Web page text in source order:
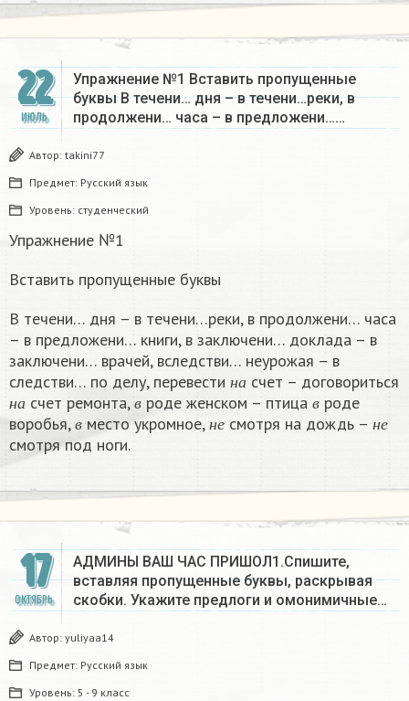
22
ИЮЛЬ
Упражнение №1 Вставить пропущенные
буквы В течени… дня – в течени…реки, в
продолжени… часа – в предложени……
Автор: takini77
Предмет: Русский язык
Уровень: студенческий
Упражнение №1
Вставить пропущенные буквы
В течени… дня – в течени…реки, в продолжени… часа
– в предложени… книги, в заключени… доклада – в
заключени… врачей, вследстви… неурожая – в
следстви… по делу, перевести
н а
н а
счет – договориться
н а
на
счет ремонта, в
в
роде женском – птица в
в
роде
воробья,
в
в
место укромное, н е
не
смотря на дождь – н е
смотря под ноги.
17
ОКТЯБРЬ
АДМИНЫ ВАШ ЧАС ПРИШОЛ1.Спишите,
вставляя пропущенные буквы, раскрывая
скобки. Укажите предлоги и омонимичные…
Автор: yuliyaa14
Предмет: Русский язык
Уровень: 5 - 9 класс